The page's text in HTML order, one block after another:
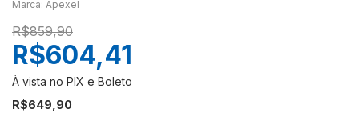
Marca: Apexel
R$859,90
R$649,90
R$604,41